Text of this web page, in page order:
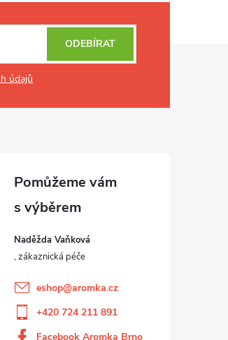
údajů
ODEBÍRAT
Naděžda Vaňková
eshop@aromka.cz
+420 724 211 891
Facebook Aromka Brno